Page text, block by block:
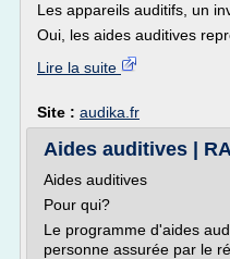
Les appareils auditifs, un
Oui, les aides auditives
Lire la suite
Site : audika.fr
Aides auditives |
Aides auditives
Pour qui?
Le programme d'aides
personne assurée par le